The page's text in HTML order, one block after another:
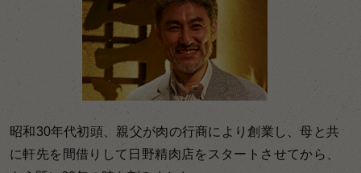
昭和30年代初頭、親父が肉の行商により創業し、母と共
に軒先を間借りして日野精肉店をスタートさせてから、